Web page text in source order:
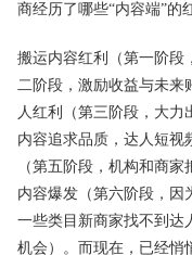
商经历了哪些“内容端”的
搬运内容红利（第一阶段
二阶段，激励收益与未来
人红利（第三阶段，大力
内容追求品质，达人短视
（第五阶段，机构和商
内容爆发（第六阶段，因
一些类目新商家找不到达
机会）。而现在，已经